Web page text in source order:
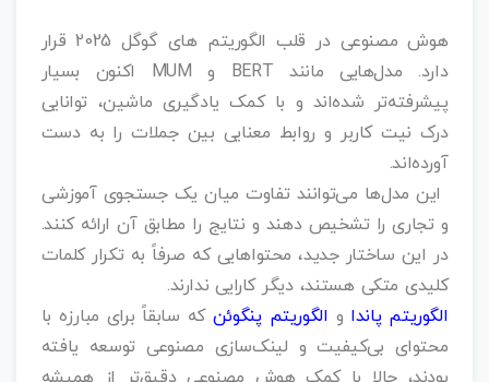
هوش مصنوعی در قلب الگوریتم‌ های گوگل 2025 قرار
دارد. مدل‌هایی مانند BERT و MUM اکنون بسیار
پیشرفته‌تر شده‌اند و با کمک یادگیری ماشین، توانایی
درک نیت کاربر و روابط معنایی بین جملات را به دست
آورده‌اند.
این مدل‌ها می‌توانند تفاوت میان یک جستجوی آموزشی
و تجاری را تشخیص دهند و نتایج را مطابق آن ارائه کنند.
در این ساختار جدید، محتواهایی که صرفاً به تکرار کلمات
کلیدی متکی هستند، دیگر کارایی ندارند.
الگوریتم‌ پاندا و الگوریتم پنگوئن که سابقاً برای مبارزه با
محتوای بی‌کیفیت و لینک‌سازی مصنوعی توسعه یافته